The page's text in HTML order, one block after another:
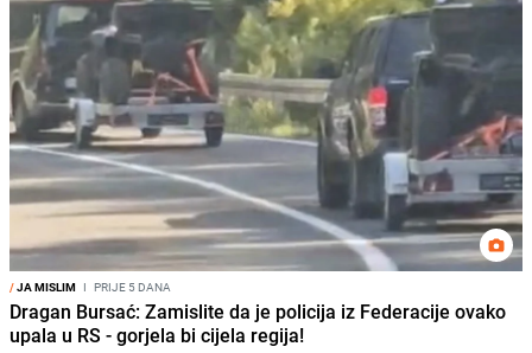
/JA MISLIM I PRIJE 5 DANA
Dragan Bursać: Zamislite da je policija iz Federacije ovako
upala u RS - gorjela bi cijela regija!